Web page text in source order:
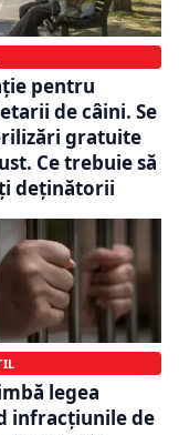
pentru
de câini. Se
gratuite
Ce trebuie să
deținătorii
legea
infracțiunile de